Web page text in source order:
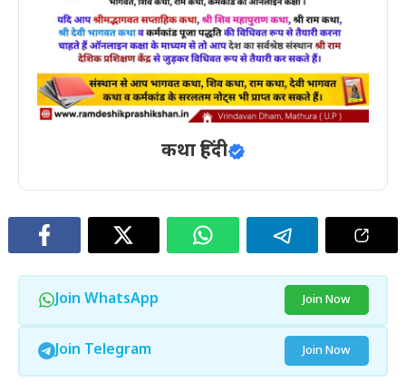
कथा हिंदी
Join WhatsApp Join Now
Join Telegram Join Now